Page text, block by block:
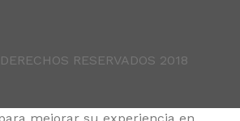
RESERVADOS 2018
mejorar su experiencia en